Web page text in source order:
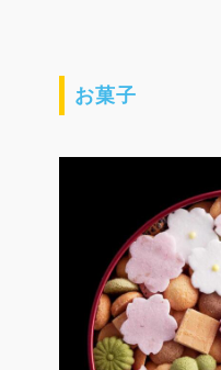
お菓子